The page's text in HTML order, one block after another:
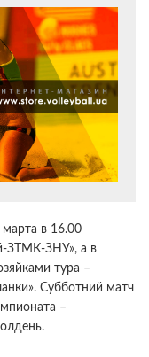
марта в 16.00
ЗТМК-ЗНУ», а в
тура –
Субботний матч
–